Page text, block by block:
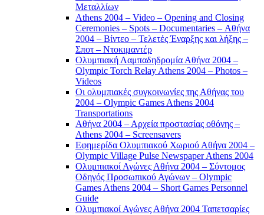
Μεταλλίων
Athens 2004 – Video – Opening and Closing
Ceremonies – Spots – Documentaries – Αθήνα
2004 – Βίντεο – Τελετές Έναρξης και λήξης –
Σποτ – Ντοκιμαντέρ
Ολυμπιακή Λαμπαδηδρομία Αθήνα 2004 –
Olympic Torch Relay Athens 2004 – Photos –
Videos
Οι ολυμπιακές συγκοινωνίες της Αθήνας του
2004 – Olympic Games Athens 2004
Transportations
Αθήνα 2004 – Αρχεία προστασίας οθόνης –
Athens 2004 – Screensavers
Εφημερίδα Ολυμπιακού Χωριού Αθήνα 2004 –
Olympic Village Pulse Newspaper Athens 2004
Ολυμπιακοί Αγώνες Αθήνα 2004 – Σύντομος
Οδηγός Προσωπικού Αγώνων – Olympic
Games Athens 2004 – Short Games Personnel
Guide
Ολυμπιακοί Αγώνες Αθήνα 2004 Ταπετσαρίες